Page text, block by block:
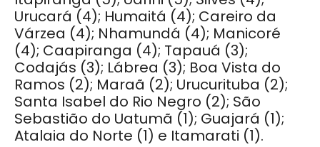
Urucará (4); Humaitá (4); Careiro da
Várzea (4); Nhamundá (4); Manicoré
(4); Caapiranga (4); Tapauá (3);
Codajás (3); Lábrea (3); Boa Vista do
Ramos (2); Maraã (2); Urucurituba (2);
Santa Isabel do Rio Negro (2); São
Sebastião do Uatumã (1); Guajará (1);
Atalaia do Norte (1) e Itamarati (1).